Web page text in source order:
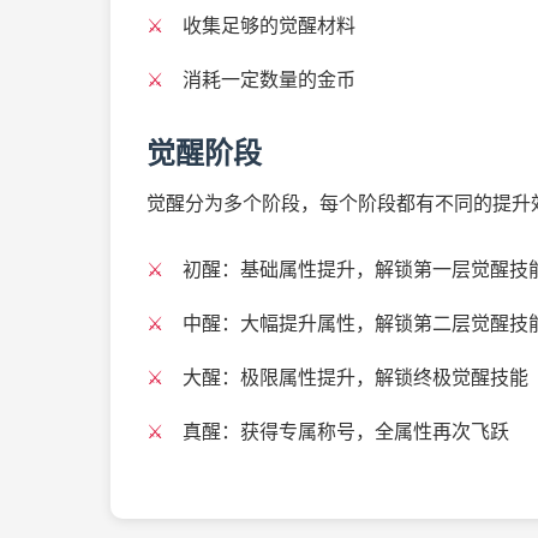
收集足够的觉醒材料
消耗一定数量的金币
觉醒阶段
觉醒分为多个阶段，每个阶段都有不同的提升
初醒：基础属性提升，解锁第一层觉醒技
中醒：大幅提升属性，解锁第二层觉醒技
大醒：极限属性提升，解锁终极觉醒技能
真醒：获得专属称号，全属性再次飞跃